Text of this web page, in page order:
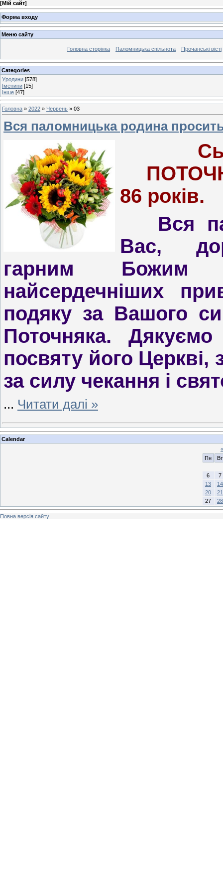
[Мій сайт]
Форма входу
Меню сайту
Головна сторінка Паломницька спільнота Прочанські вісті
Categories
Уродини [578]
Іменини [15]
Інше [47]
Головна » 2022 » Червень » 03
Вся паломницька родина
86 років.
Вся
Вас,
гарним Божим
найсердечніших
подяку за Вашого
Поточняка.
посвяту його
за силу чекання і
... Читати далі »
Calendar
«
Пн
Вт
6
7
13
14
20
21
27
28
Повна версія сайту